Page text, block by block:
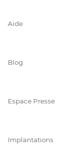
Aide
Blog
Espace Presse
Implantations